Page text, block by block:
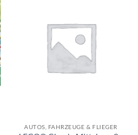
AUTOS, FAHRZEUGE & FLIEGER